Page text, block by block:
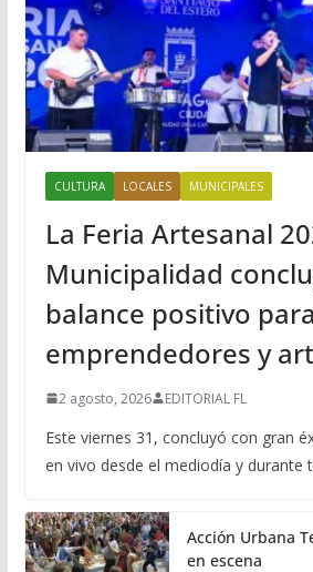
CULTURA LOCALES MUNICIPALES
La Feria Artesanal
Municipalidad
balance positivo para
emprendedores y
2 agosto, 2026 EDITORIAL FL
Este viernes 31, concluyó con gran
en vivo desde el mediodía y durante
Acción Urbana
en escena